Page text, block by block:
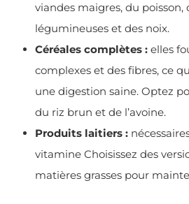
viandes maigres, du poisson,
légumineuses et des noix.
Céréales complètes : elles
complexes et des fibres, ce
une digestion saine. Optez
du riz brun et de l’avoine.
Produits laitiers :
vitamine Choisissez des
matières grasses pour